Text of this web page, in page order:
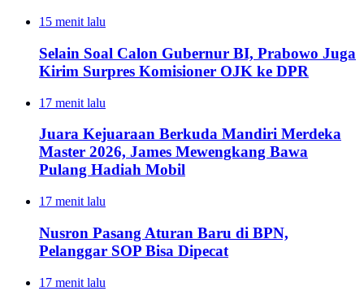
15 menit lalu
Selain Soal Calon Gubernur BI, Prabowo Juga
Kirim Surpres Komisioner OJK ke DPR
17 menit lalu
Juara Kejuaraan Berkuda Mandiri Merdeka
Master 2026, James Mewengkang Bawa
Pulang Hadiah Mobil
17 menit lalu
Nusron Pasang Aturan Baru di BPN,
Pelanggar SOP Bisa Dipecat
17 menit lalu